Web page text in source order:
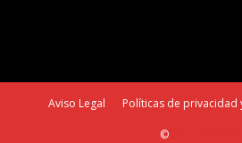
Aviso Legal Políticas de privacidad
©